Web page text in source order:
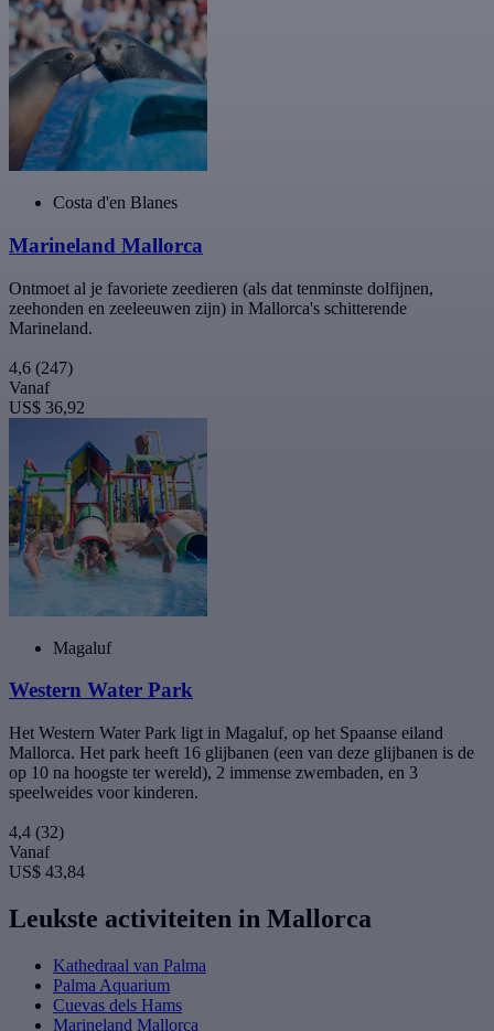
Costa d'en Blanes
Marineland Mallorca
Ontmoet al je favoriete zeedieren (als dat tenminste dolfijnen,
zeehonden en zeeleeuwen zijn) in Mallorca's schitterende
Marineland.
4,6 (247)
Vanaf
US$ 36,92
Magaluf
Western Water Park
Het Western Water Park ligt in Magaluf, op het Spaanse eiland
Mallorca. Het park heeft 16 glijbanen (een van deze glijbanen is de
op 10 na hoogste ter wereld), 2 immense zwembaden, en 3
speelweides voor kinderen.
4,4 (32)
Vanaf
US$ 43,84
Leukste activiteiten in Mallorca
Kathedraal van Palma
Palma Aquarium
Cuevas dels Hams
Marineland Mallorca